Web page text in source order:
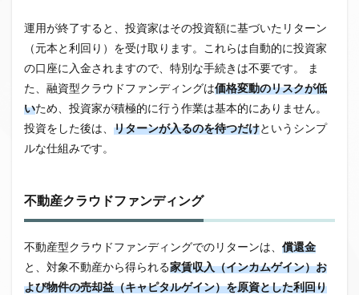
運用が終了すると、投資家はその投資額に基づいたリターン
（元本と利回り）を受け取ります。これらは自動的に投資家
の口座に入金されますので、特別な手続きは不要です。
ま
た、融資型クラウドファンディングは価格変動のリスクが低
いため、投資家が積極的に行う作業は基本的にありません。
投資をした後は、 リターンが入るのを待つだけというシンプ
ルな仕組みです。
不動産クラウドファンディング
不動産型クラウドファンディングでのリターンは、 償還金
と、対象不動産から得られる家賃収入（インカムゲイン）お
よび物件の売却益（キャピタルゲイン）を原資とした利回り